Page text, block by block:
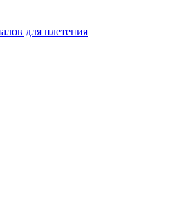
для плетения